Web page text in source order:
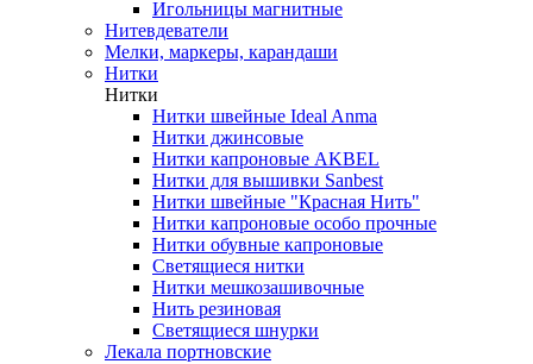
Игольницы магнитные
Нитевдеватели
Мелки, маркеры, карандаши
Нитки
Нитки
Нитки швейные Ideal Anma
Нитки джинсовые
Нитки капроновые AKBEL
Нитки для вышивки Sanbest
Нитки швейные "Красная Нить"
Нитки капроновые особо прочные
Нитки обувные капроновые
Светящиеся нитки
Нитки мешкозашивочные
Нить резиновая
Светящиеся шнурки
Лекала портновские